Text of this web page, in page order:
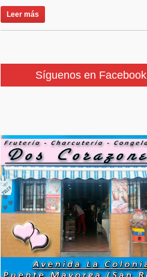
Leer más
Síguenos en Facebook